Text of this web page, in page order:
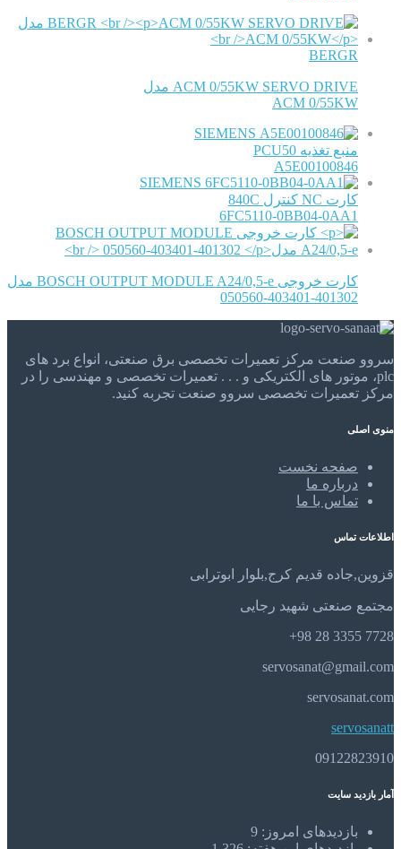
BERGR
ACM 0/55KW SERVO DRIVE مدل
ACM 0/55KW
SIEMENS
منبع تغذیه PCU50
A5E00100846
SIEMENS
کارت NC کنترل 840C
6FC5110-0BB04-0AA1
کارت خروجی BOSCH OUTPUT MODULE A24/0,5-e مدل
050560-403401-401302
سروو صنعت مرکز تعمیرات تخصصی برق صنعتی، انواع برد های
plc، موتور های الکتریکی و . . . تعمیرات تخصصی و مهندسی را در
مرکز تعمیرات تخصصی سروو صنعت تجربه کنید.
منوی اصلی
صفحه نخست
درباره ما
تماس با ما
اطلاعات تماس
قزوین,جاده قدیم کرج,بلوار ابوترابی
مجتمع صنعتی شهید رجایی
7728 3355 28 98+
servosanat@gmail.com
servosanat.com
servosanatt
09122823910
آمار بازدید سایت
بازدیدهای امروز: 9